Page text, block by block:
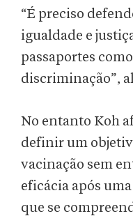
“É preciso
igualdade e
passaportes
discriminação”,
No entanto Koh
definir um
vacinação sem
eficácia após
que se